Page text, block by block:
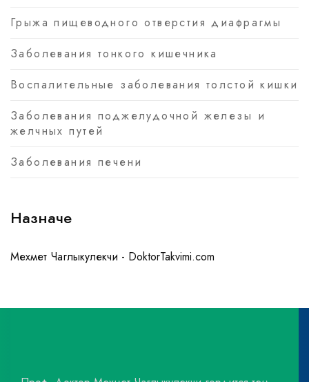
Грыжа пищеводного отверстия диафрагмы
Заболевания тонкого кишечника
Воспалительные заболевания толстой кишки
Заболевания поджелудочной железы и
желчных путей
Заболевания печени
Назначе
Мехмет Чаглыкулекчи - DoktorTakvimi.com